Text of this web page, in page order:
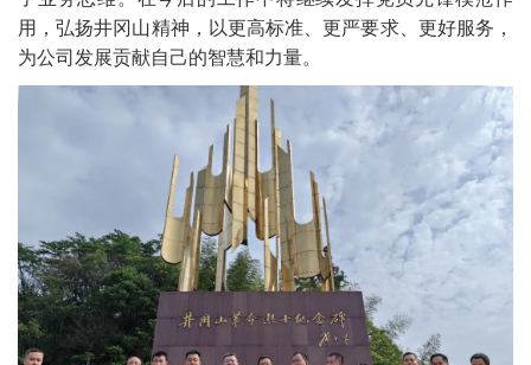
用，弘扬井冈山精神，以更高标准、更严要求、更好服务，
为公司发展贡献自己的智慧和力量。